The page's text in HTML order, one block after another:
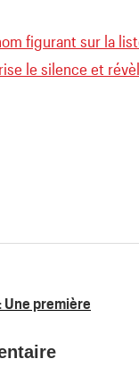
figurant sur la
le silence et
Une première